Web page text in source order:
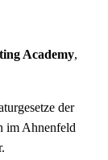
Academy,
der
im Ahnenfeld